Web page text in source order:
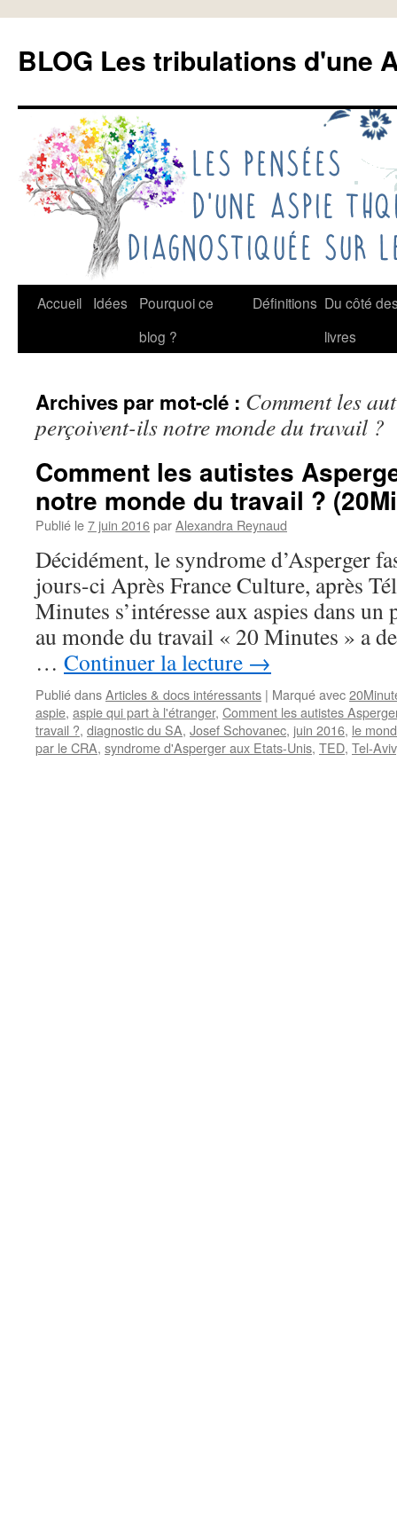
contenu
BLOG Les tribulations d'une
Accueil Idées
Pourquoi ce
blog ?
Définitions Du côté
livres
Archives par mot-clé : Comment les
perçoivent-ils notre monde du travail ?
Comment les autistes
notre monde du travail ?
Publié le7 juin 2016parAlexandra Reynaud
Décidément, le syndrome d’Asperger
jours-ci Après France Culture, après
Minutes s’intéresse aux aspies dans
au monde du travail « 20 Minutes » a
… Continuer la lecture →
Publié dansArticles & docs intéressants | Marqué avec
aspie, aspie qui part à l'étranger, Comment les autistes
travail ?, diagnostic du SA, Josef Schovanec, juin 2016, le
par le CRA, syndrome d'Asperger aux Etats-Unis, TED, Tel-Aviv